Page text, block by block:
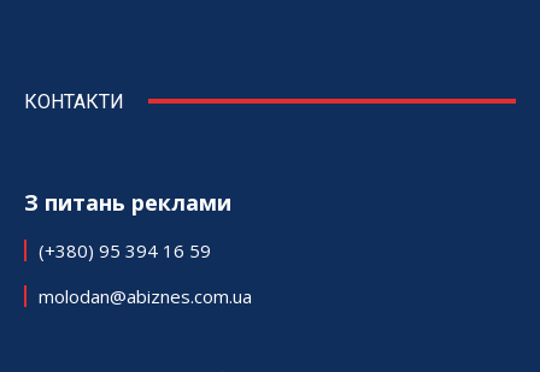
КОНТАКТИ
З питань реклами
(+380) 95 394 16 59
molodan@abiznes.com.ua